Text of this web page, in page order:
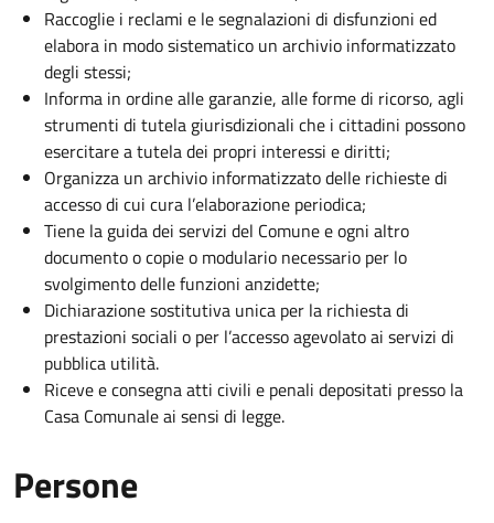
Raccoglie i reclami e le segnalazioni di disfunzioni ed
elabora in modo sistematico un archivio informatizzato
degli stessi;
Informa in ordine alle garanzie, alle forme di ricorso, agli
strumenti di tutela giurisdizionali che i cittadini possono
esercitare a tutela dei propri interessi e diritti;
Organizza un archivio informatizzato delle richieste di
accesso di cui cura l’elaborazione periodica;
Tiene la guida dei servizi del Comune e ogni altro
documento o copie o modulario necessario per lo
svolgimento delle funzioni anzidette;
Dichiarazione sostitutiva unica per la richiesta di
prestazioni sociali o per l’accesso agevolato ai servizi di
pubblica utilità.
Riceve e consegna atti civili e penali depositati presso la
Casa Comunale ai sensi di legge.
Persone